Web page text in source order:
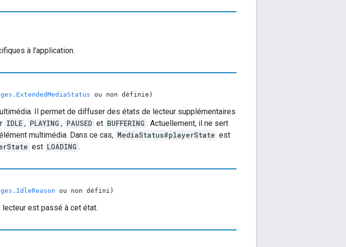
à l'application.
ou non définie)
Il permet de diffuser des états de lecteur supplémentaires
IDLE , PLAYING , PAUSED et BUFFERING . Actuellement, il ne sert
multimédia. Dans ce cas, MediaStatus#playerState est
est LOADING .
ou non défini)
est passé à cet état.